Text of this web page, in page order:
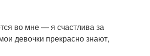
во мне — я счастлива за
девочки прекрасно знают,